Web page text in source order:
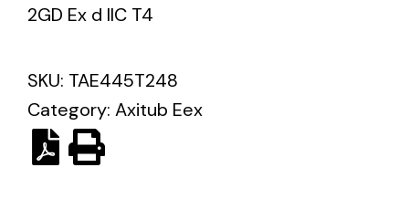
Solar lighting
Variety of solar solutions for all kinds of needs.
2GD Ex d IIC T4
SKU: TAE445T248
Category: Axitub Eex